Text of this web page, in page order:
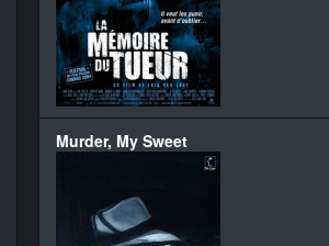
Murder, My Sweet